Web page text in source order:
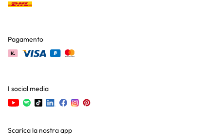
Pagamento
I social media
Scarica la nostra app